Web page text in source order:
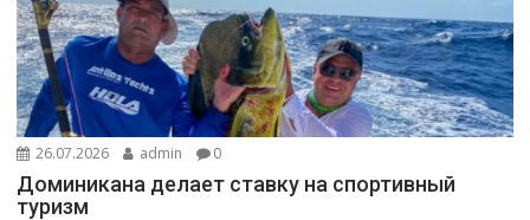
26.07.2026 admin 0
Доминикана делает ставку на спортивный
туризм